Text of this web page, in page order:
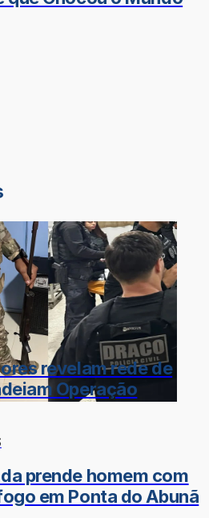
revelam rede de
Operação
prende homem com
em Ponta do Abunã